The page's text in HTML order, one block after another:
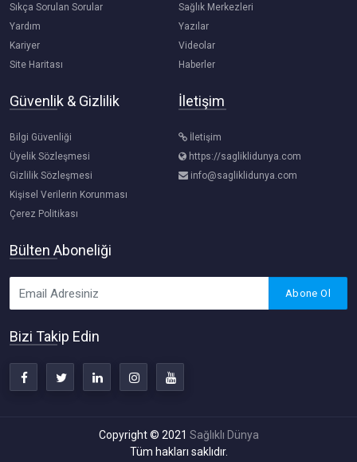
Sıkça Sorulan Sorular
Yardım
Kariyer
Site Haritası
Sağlık Merkezleri
Yazılar
Videolar
Haberler
Güvenlik & Gizlilik
Bilgi Güvenliği
Üyelik Sözleşmesi
Gizlilik Sözleşmesi
Kişisel Verilerin Korunması
Çerez Politikası
İletişim
İletişim
https://sagliklidunya.com
info@sagliklidunya.com
Bülten Aboneliği
Abone Ol
Bizi Takip Edin
Copyright © 2021 Sağlıklı Dünya
Tüm hakları saklıdır.